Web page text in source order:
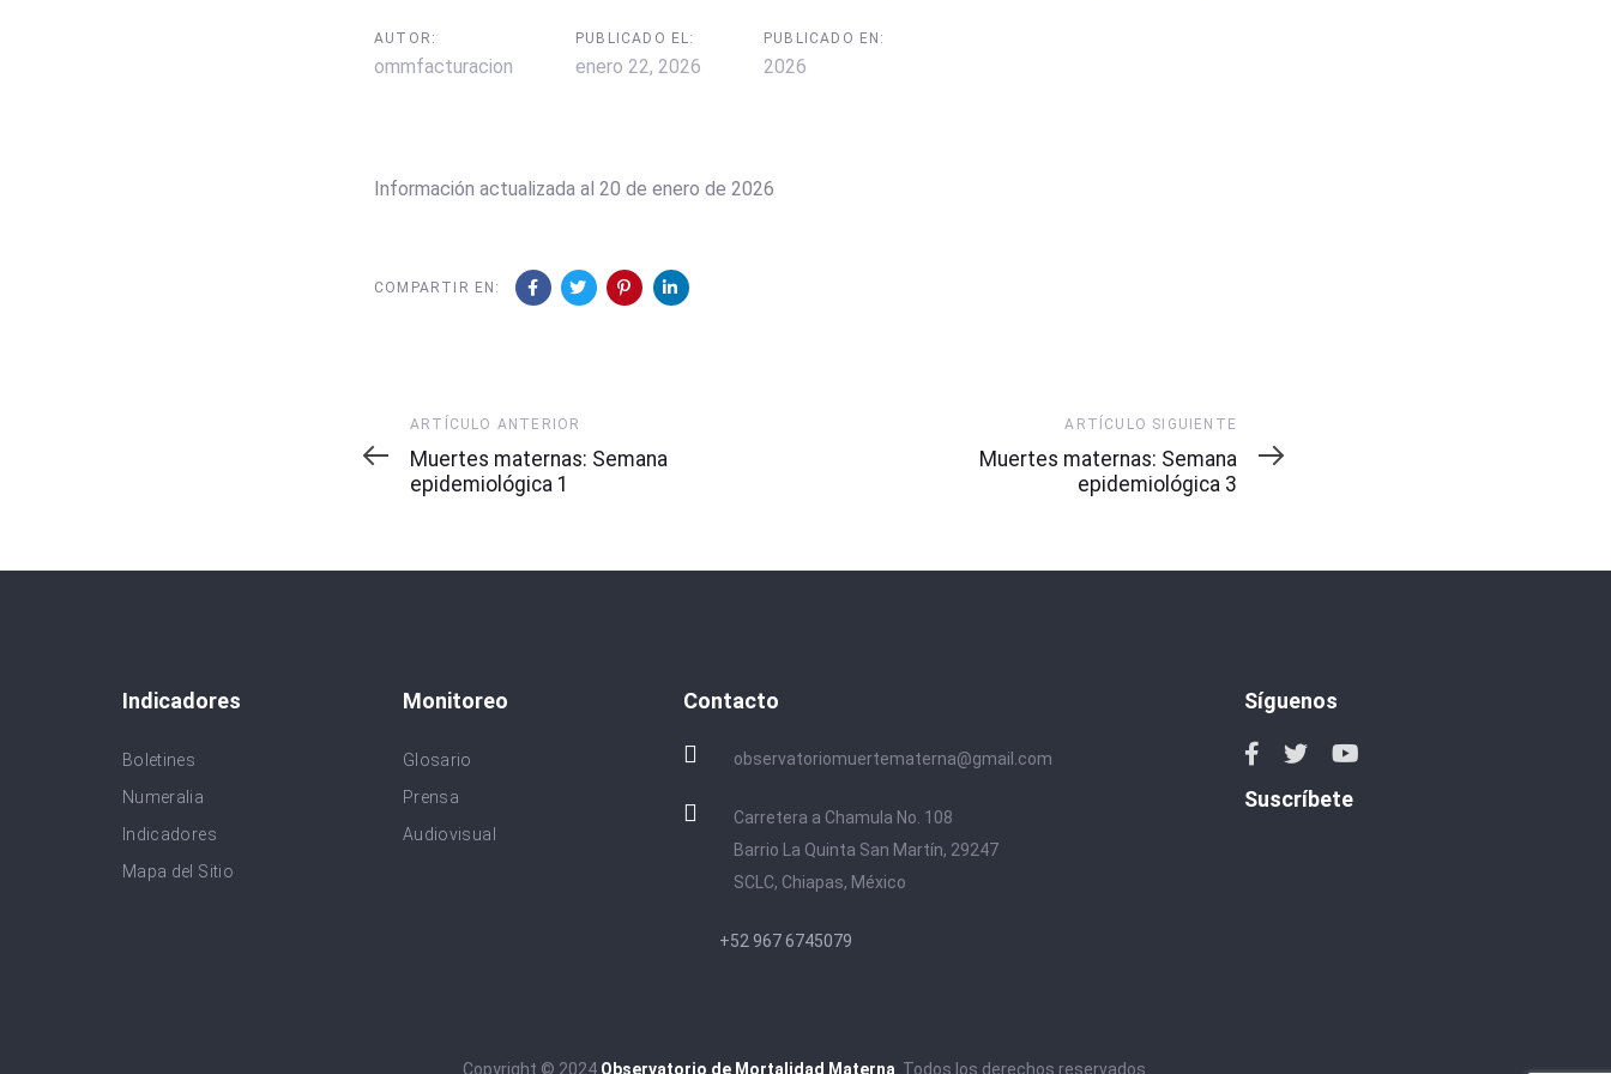
AUTOR:
ommfacturacion
PUBLICADO EL:
enero 22, 2026
PUBLICADO EN:
2026
Información actualizada al 20 de enero de 2026
COMPARTIR EN:
Artículo
Anterior
ARTÍCULO ANTERIOR
Muertes maternas: Semana
epidemiológica 1
Siguiente
ARTÍCULO SIGUIENTE
Muertes maternas: Semana
epidemiológica 3
Indicadores
Boletines
Numeralia
Indicadores
Mapa del Sitio
Monitoreo
Glosario
Prensa
Audiovisual
Contacto
observatoriomuertematerna@gmail.com
Carretera a Chamula No. 108
Barrio La Quinta San Martín, 29247
SCLC, Chiapas, México
+52 967 6745079
Síguenos
Suscríbete
Copyright © 2024 Observatorio de Mortalidad Materna . Todos los derechos reservados.